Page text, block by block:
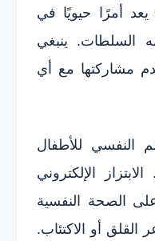
يعد أمرًا حيويًا في
السلطات. ينبغي
مشاركتها مع أي
النفسي للأطفال
الإلكتروني
الصحة النفسية
أو الاكتئاب.